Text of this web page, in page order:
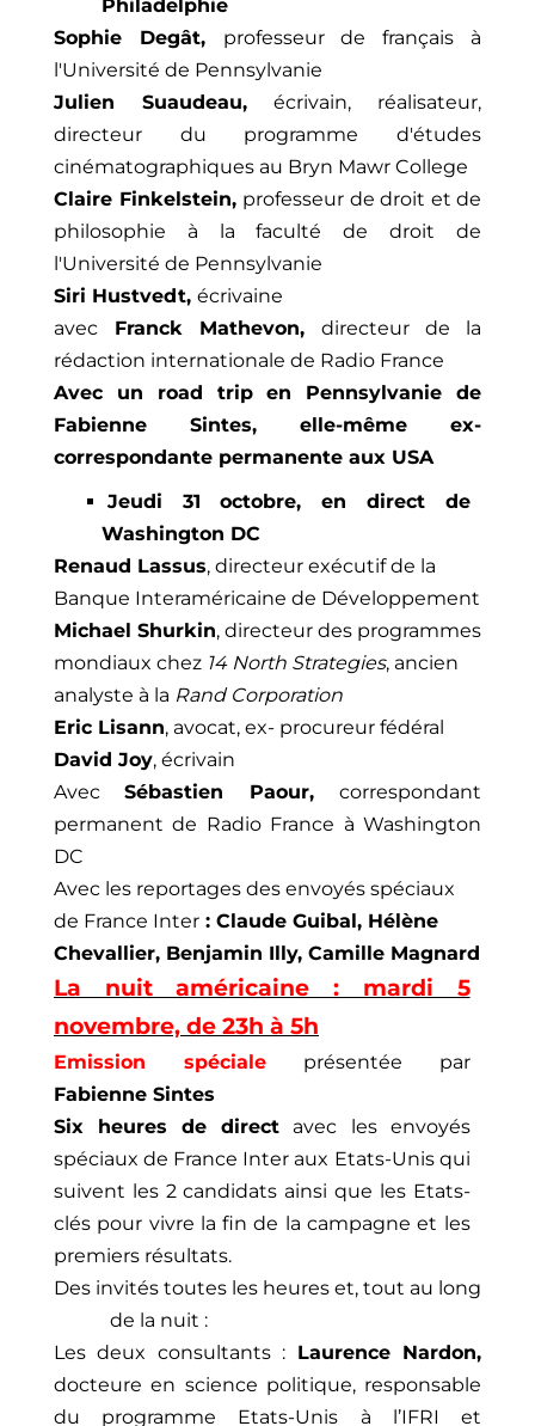
Philadelphie
Sophie Degât, professeur de français à
l'Université de Pennsylvanie
Julien Suaudeau,écrivain, réalisateur,
directeur du programme d'études
cinématographiques au Bryn Mawr College
Claire Finkelstein, professeur de droit et de
philosophie à la faculté de droit de
l'Université de Pennsylvanie
Siri Hustvedt, écrivaine
avec Franck Mathevon, directeur de la
rédaction internationale de Radio France
Avec un road trip en Pennsylvanie de
Fabienne Sintes, elle-même ex-
correspondante permanente aux USA
Jeudi 31 octobre, en direct de
Washington DC
Renaud Lassus, directeur exécutif de la
Banque Interaméricaine de Développement
Michael Shurkin, directeur des programmes
mondiaux chez 14 North Strategies, ancien
analyste à la Rand Corporation
Eric Lisann, avocat, ex- procureur fédéral
David Joy, écrivain
AvecSébastien Paour,correspondant
permanent de Radio France à Washington
DC
Avec les reportages des envoyés spéciaux
de France Inter : Claude Guibal, Hélène
Chevallier, Benjamin Illy, Camille Magnard
La nuit américaine : mardi 5
novembre, de 23h à 5h
Emission spéciale présentée par
Fabienne Sintes
Six heures de direct avec les envoyés
spéciaux de France Inter aux Etats-Unis qui
suivent les 2 candidats ainsi que les Etats-
clés pour vivre la fin de la campagne et les
premiers résultats.
Des invités toutes les heures et, tout au long
de la nuit :
Les deux consultants : Laurence Nardon,
docteure en science politique, responsable
du programme Etats-Unis à l’IFRI et